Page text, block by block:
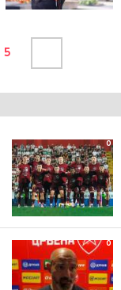
5
0
0